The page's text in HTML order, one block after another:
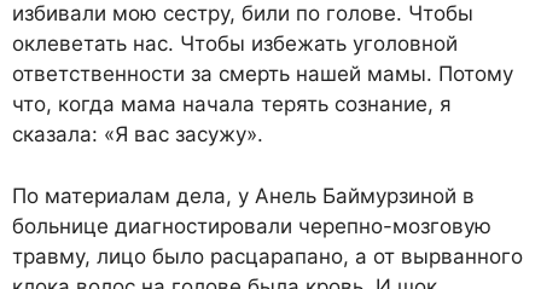
избивали мою сестру, били по голове. Чтобы
оклеветать нас. Чтобы избежать уголовной
ответственности за смерть нашей мамы. Потому
что, когда мама начала терять сознание, я
сказала: «Я вас засужу».
По материалам дела, у Анель Баймурзиной в
больнице диагностировали черепно-мозговую
травму, лицо было расцарапано, а от вырванного